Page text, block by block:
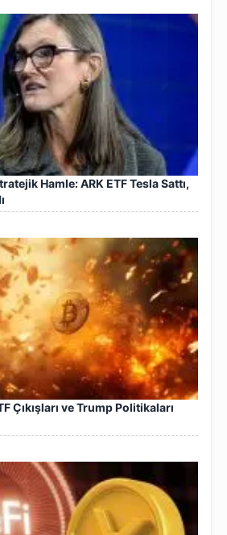
Hamle: ARK ETF Tesla Sattı,
Çıkışları ve Trump Politikaları